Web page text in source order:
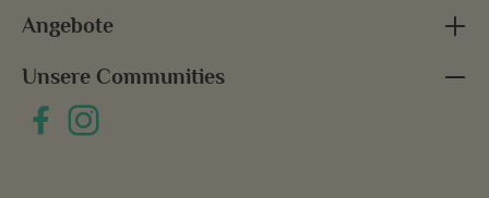
Angebote
Unsere Communities